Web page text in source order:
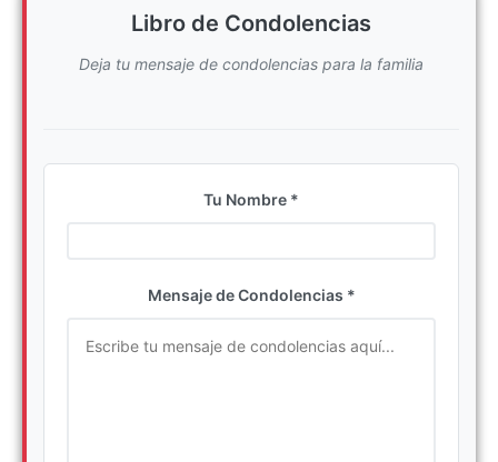
Libro de Condolencias
Deja tu mensaje de condolencias para la familia
Tu Nombre *
Mensaje de Condolencias *